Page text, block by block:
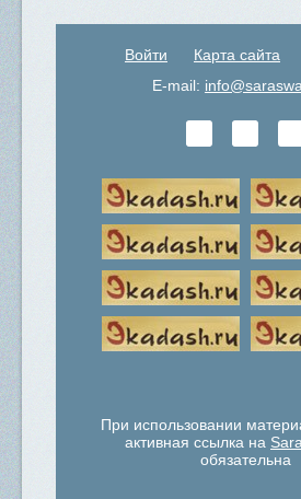
Войти Карта сайта
E-mail:
При использовании
активная ссылка на
обязательна